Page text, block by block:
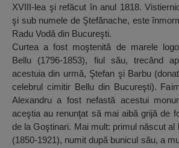
XVIII-lea şi refăcut în anul 1818.
şi sub numele de Ştefănache, este
Radu Vodă din Bucureşti.
Curtea a fost moştenită de marele
Bellu (1796-1853), fiul său, trecând
acestuia din urmă, Ştefan şi Barbu
celebrul cimitir Bellu din Bucureşti).
Alexandru a fost nefastă acestui
aceştia au renunţat să mai aibă grijă de
de la Goştinari. Mai mult: primul născut al
(1850-1921), numit după bunicul său, a